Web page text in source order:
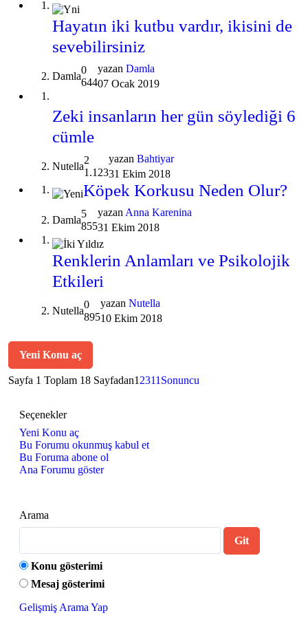
Hayatın iki kutbu vardır, ikisini de
sevebilirsiniz
Damla
0
644
yazan Damla
07 Ocak 2019
Zeki insanların her gün söylediği 6
cümle
Nutella
2
1.123
yazan Bahtiyar
31 Ekim 2018
Köpek Korkusu Neden Olur?
Damla
5
855
yazan Anna Karenina
31 Ekim 2018
Renklerin Anlamları ve Psikolojik
Etkileri
Nutella
0
895
yazan Nutella
10 Ekim 2018
Yeni Konu aç
Sayfa 1 Toplam 18 Sayfadan1 2311 Sonuncu
Seçenekler
Yeni Konu aç
Bu Forumu okunmuş kabul et
Bu Foruma abone ol
Ana Forumu göster
Arama
Konu gösterimi
Mesaj gösterimi
Gelişmiş Arama Yap